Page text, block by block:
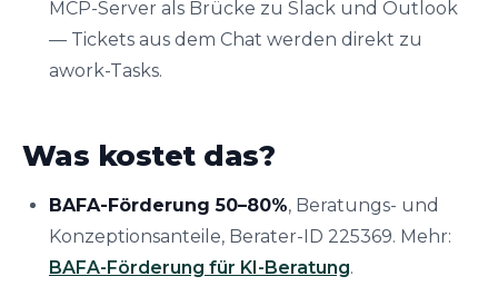
MCP-Server als Brücke zu Slack und Outlook
— Tickets aus dem Chat werden direkt zu
awork-Tasks.
Was kostet das?
BAFA-Förderung 50–80%, Beratungs- und
Konzeptionsanteile, Berater-ID 225369. Mehr:
BAFA-Förderung für KI-Beratung.